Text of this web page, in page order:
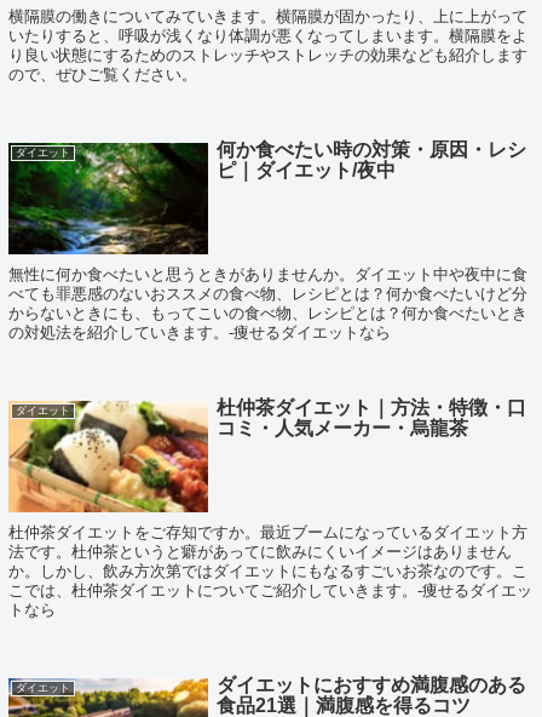
横隔膜の働きについてみていきます。横隔膜が固かったり、上に上がって
いたりすると、呼吸が浅くなり体調が悪くなってしまいます。横隔膜をよ
り良い状態にするためのストレッチやストレッチの効果なども紹介します
ので、ぜひご覧ください。
ダイエット
何か食べたい時の対策・原因・レシ
ピ｜ダイエット/夜中
無性に何か食べたいと思うときがありませんか。ダイエット中や夜中に食
べても罪悪感のないおススメの食べ物、レシピとは？何か食べたいけど分
からないときにも、もってこいの食べ物、レシピとは？何か食べたいとき
の対処法を紹介していきます。-痩せるダイエットなら
ダイエット
杜仲茶ダイエット｜方法・特徴・口
コミ・人気メーカー・烏龍茶
杜仲茶ダイエットをご存知ですか。最近ブームになっているダイエット方
法です。杜仲茶というと癖があってに飲みにくいイメージはありません
か。しかし、飲み方次第ではダイエットにもなるすごいお茶なのです。こ
こでは、杜仲茶ダイエットについてご紹介していきます。-痩せるダイエッ
トなら
ダイエット
ダイエットにおすすめ満腹感のある
食品21選｜満腹感を得るコツ